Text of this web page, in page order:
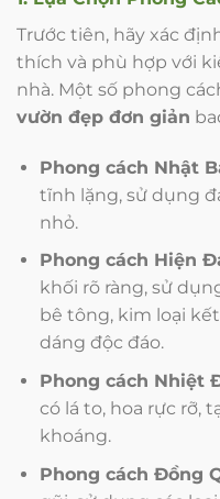
Trước tiên, hãy xác
thích và phù hợp với
nhà. Một số phong
vườn đẹp đơn giản
Phong cách Nhật
tĩnh lặng, sử dụng
nhỏ.
Phong cách Hiện
khối rõ ràng, sử
bê tông, kim loại
dáng độc đáo.
Phong cách Nhiệt
có lá to, hoa rực rỡ,
khoáng.
Phong cách Đồng